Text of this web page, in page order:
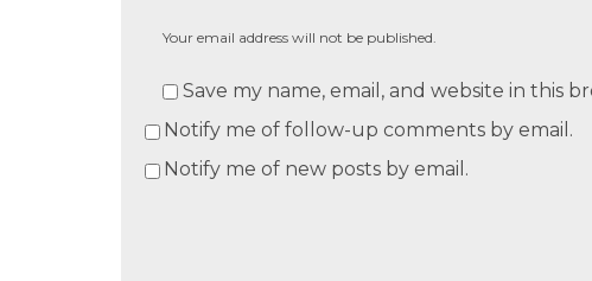
Your email address will not be published.
Save my name, email, and website in this
Notify me of follow-up comments by email.
Notify me of new posts by email.